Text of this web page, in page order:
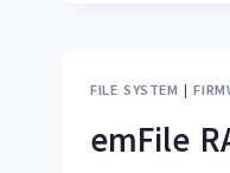
FILE SYSTEM |
emFile